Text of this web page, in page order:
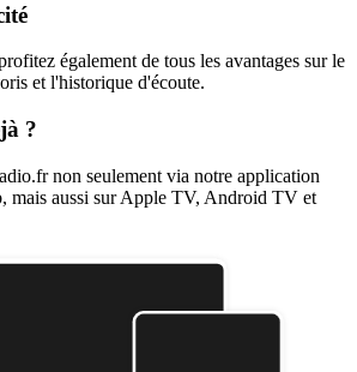
également de tous les avantages sur le
et l'historique d'écoute.
?
non seulement via notre application
mais aussi sur Apple TV, Android TV et